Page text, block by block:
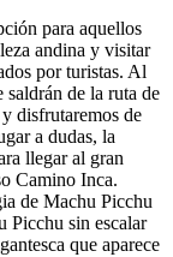
para aquellos
andina y visitar
por turistas. Al
saldrán de la ruta de
disfrutaremos de
a dudas, la
llegar al gran
Camino Inca.
de Machu Picchu
Picchu sin escalar
que aparece